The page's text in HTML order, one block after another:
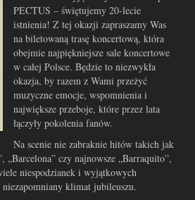
PECTUS – świętujemy 20-lecie
istnienia! Z tej okazji zapraszamy Was
na biletowaną trasę koncertową, która
obejmie najpiękniejsze sale koncertowe
w całej Polsce. Będzie to niezwykła
okazja, by razem z Wami przeżyć
muzyczne emocje, wspomnienia i
największe przeboje, które przez lata
łączyły pokolenia fanów.
Na scenie nie zabraknie hitów takich jak
„Barcelona” czy najnowsze „Barraquito”,
niespodzianek i wyjątkowych
klimat jubileuszu.